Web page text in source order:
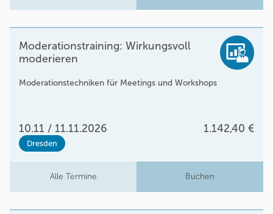
Moderationstraining: Wirkungsvoll
moderieren
Moderationstechniken für Meetings und Workshops
10.11 / 11.11.2026 1.142,40 €
Dresden
Alle Termine Buchen